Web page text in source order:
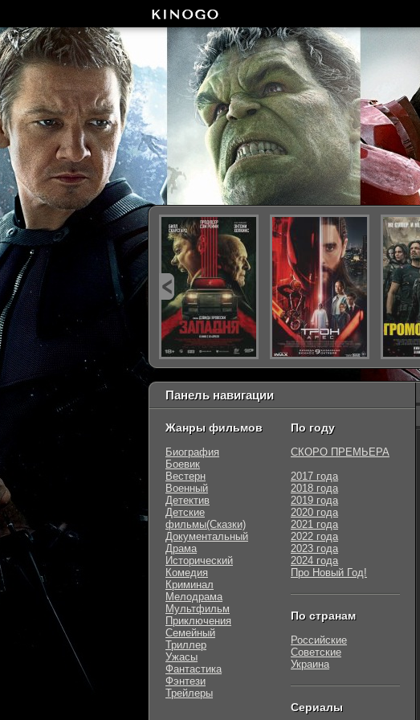
Панель навигации
Жанры фильмов
Биография
Боевик
Вестерн
Военный
Детектив
Детские
фильмы(Сказки)
Документальный
Драма
Исторический
Комедия
Криминал
Мелодрама
Мультфильм
Приключения
Семейный
Триллер
Ужасы
Фантастика
Фэнтези
Трейлеры
По году
СКОРО ПРЕМЬЕРА
2017 года
2018 года
2019 года
2020 года
2021 года
2022 года
2023 года
2024 года
Про Новый Год!
По странам
Российские
Советские
Украина
Сериалы